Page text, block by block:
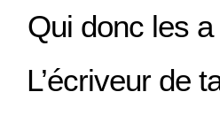
Qui donc les
L’écriveur de